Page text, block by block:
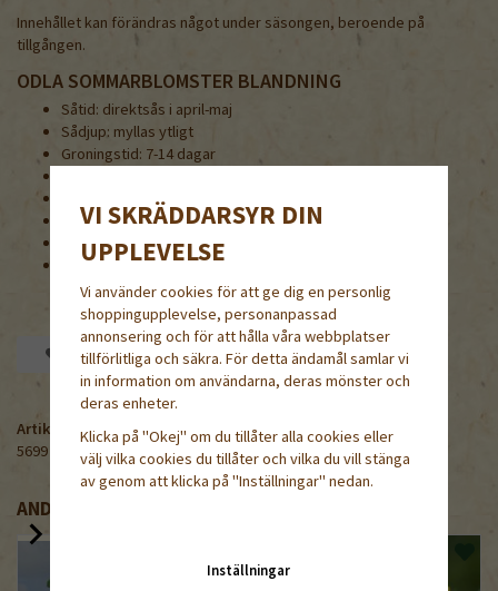
Innehållet kan förändras något under säsongen, beroende på
tillgången.
ODLA SOMMARBLOMSTER BLANDNING
Såtid: direktsås i april-maj
Sådjup: myllas ytligt
Groningstid: 7-14 dagar
Höjd: 50-70 cm
Användning: rabatt, snitt
Blomningstid: juni-oktober
Läge: sol
Spara som favorit
Artikelnummer:
5699
ANDRA KÖPTE ÄVEN
VI SKRÄDDARSYR DIN
UPPLEVELSE
Vi använder cookies för att ge dig en personlig
shoppingupplevelse, personanpassad
annonsering och för att hålla våra webbplatser
tillförlitliga och säkra. För detta ändamål samlar vi
in information om användarna, deras mönster och
deras enheter.
Klicka på "Okej" om du tillåter alla cookies eller
välj vilka cookies du tillåter och vilka du vill stänga
av genom att klicka på "Inställningar" nedan.
Inställningar